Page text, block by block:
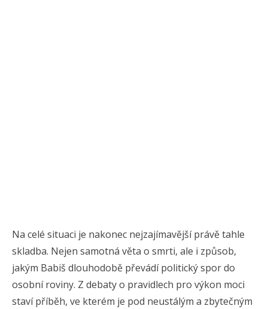
Na celé situaci je nakonec nejzajímavější právě tahle
skladba. Nejen samotná věta o smrti, ale i způsob,
jakým Babiš dlouhodobě převádí politický spor do
osobní roviny. Z debaty o pravidlech pro výkon moci
staví příběh, ve kterém je pod neustálým a zbytečným